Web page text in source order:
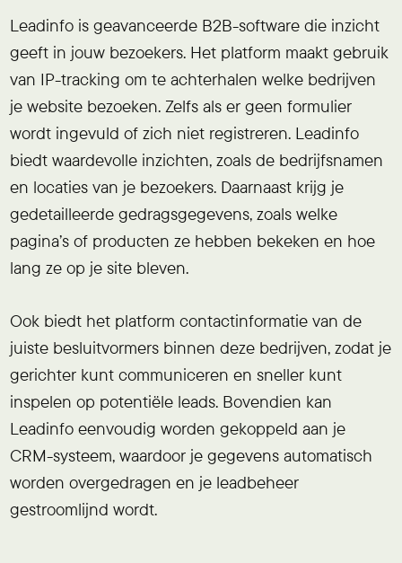
Leadinfo is geavanceerde B2B-software die inzicht
geeft in jouw bezoekers. Het platform maakt gebruik
van IP-tracking om te achterhalen welke bedrijven
je website bezoeken. Zelfs als er geen formulier
wordt ingevuld of zich niet registreren. Leadinfo
biedt waardevolle inzichten, zoals de bedrijfsnamen
en locaties van je bezoekers. Daarnaast krijg je
gedetailleerde gedragsgegevens, zoals welke
pagina’s of producten ze hebben bekeken en hoe
lang ze op je site bleven.
Ook biedt het platform contactinformatie van de
juiste besluitvormers binnen deze bedrijven, zodat je
gerichter kunt communiceren en sneller kunt
inspelen op potentiële leads. Bovendien kan
Leadinfo eenvoudig worden gekoppeld aan je
CRM-systeem, waardoor je gegevens automatisch
worden overgedragen en je leadbeheer
gestroomlijnd wordt.